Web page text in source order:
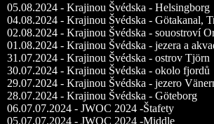
05.08.2024 - Krajinou Švédska - Helsingborg
04.08.2024 - Krajinou Švédska - Götakanal,
02.08.2024 - Krajinou Švédska - souostroví
01.08.2024 - Krajinou Švédska - jezera a
31.07.2024 - Krajinou Švédska - ostrov Tjörn
30.07.2024 - Krajinou Švédska - okolo fjordů
29.07.2024 - Krajinou Švédska - jezero
28.07.2024 - Krajinou Švédska - Göteborg
06.07.07.2024 - JWOC 2024 -Štafety
05.07.07.2024 - JWOC 2024 -Middle